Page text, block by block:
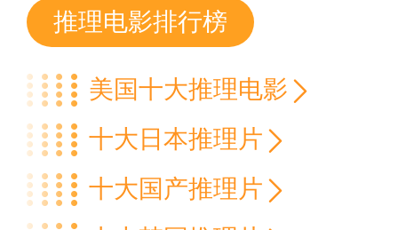
推理电影排行榜
美国十大推理电影
十大日本推理片
十大国产推理片